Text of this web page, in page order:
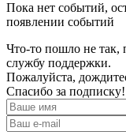
Пока нет событий,
появлении событий
Что-то пошло не так,
службу поддержки.
Пожалуйста,
Спасибо за подписку!